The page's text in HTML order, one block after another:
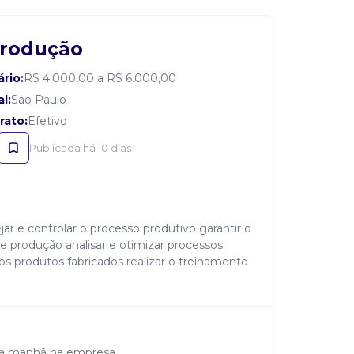
R$ 4.000,00 a R$ 6.000,00
Sao Paulo
Efetivo
Publicada há 10 dias
e controlar o processo produtivo garantir o
analisar e otimizar processos
produtos fabricados realizar o treinamento